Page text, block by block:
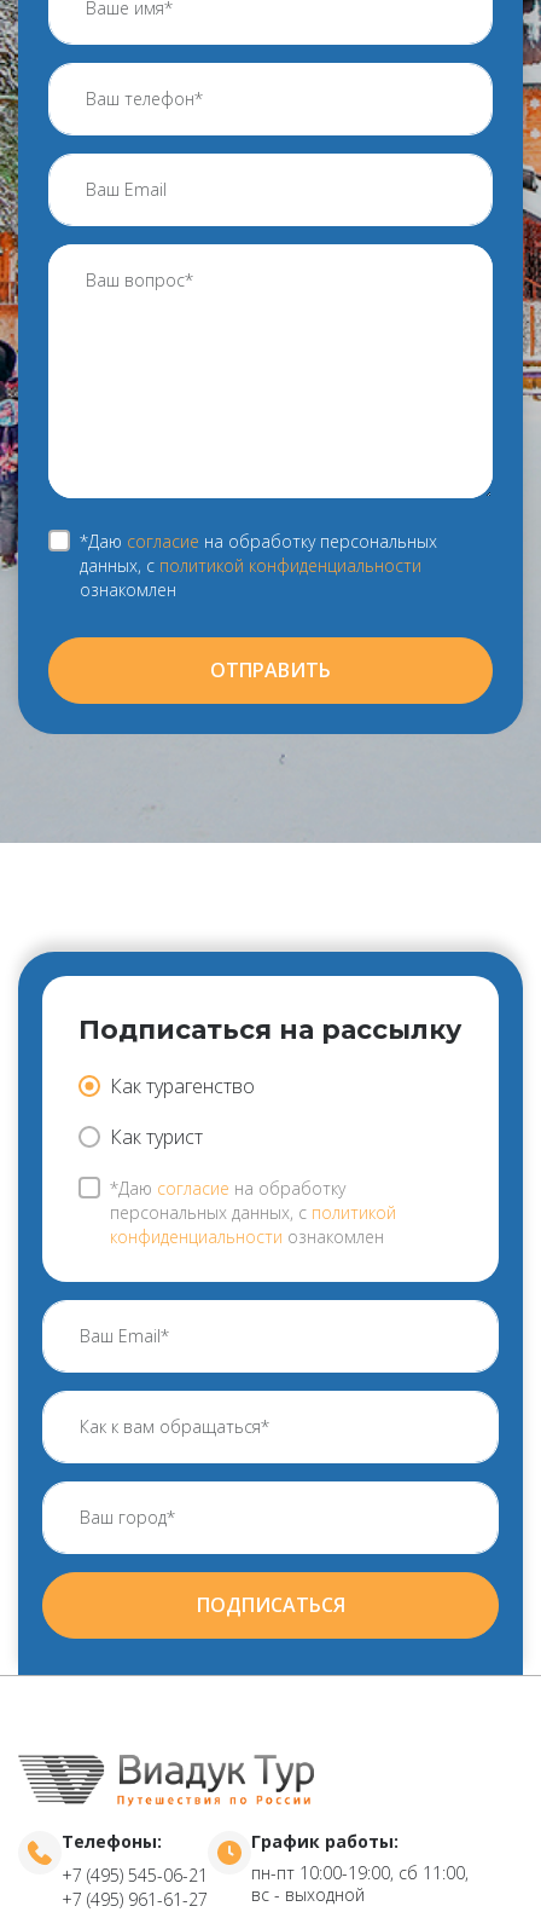
*Даю согласие на обработку персональных
данных, с политикой конфиденциальности
ознакомлен
ОТПРАВИТЬ
Подписаться на рассылку
Как турагенство
Как турист
*Даю согласие на обработку
персональных данных, с политикой
конфиденциальности ознакомлен
ПОДПИСАТЬСЯ
Телефоны:
+7 (495) 545-06-21
+7 (495) 961-61-27
График работы:
пн-пт 10:00-19:00, сб 11:00,
вс - выходной